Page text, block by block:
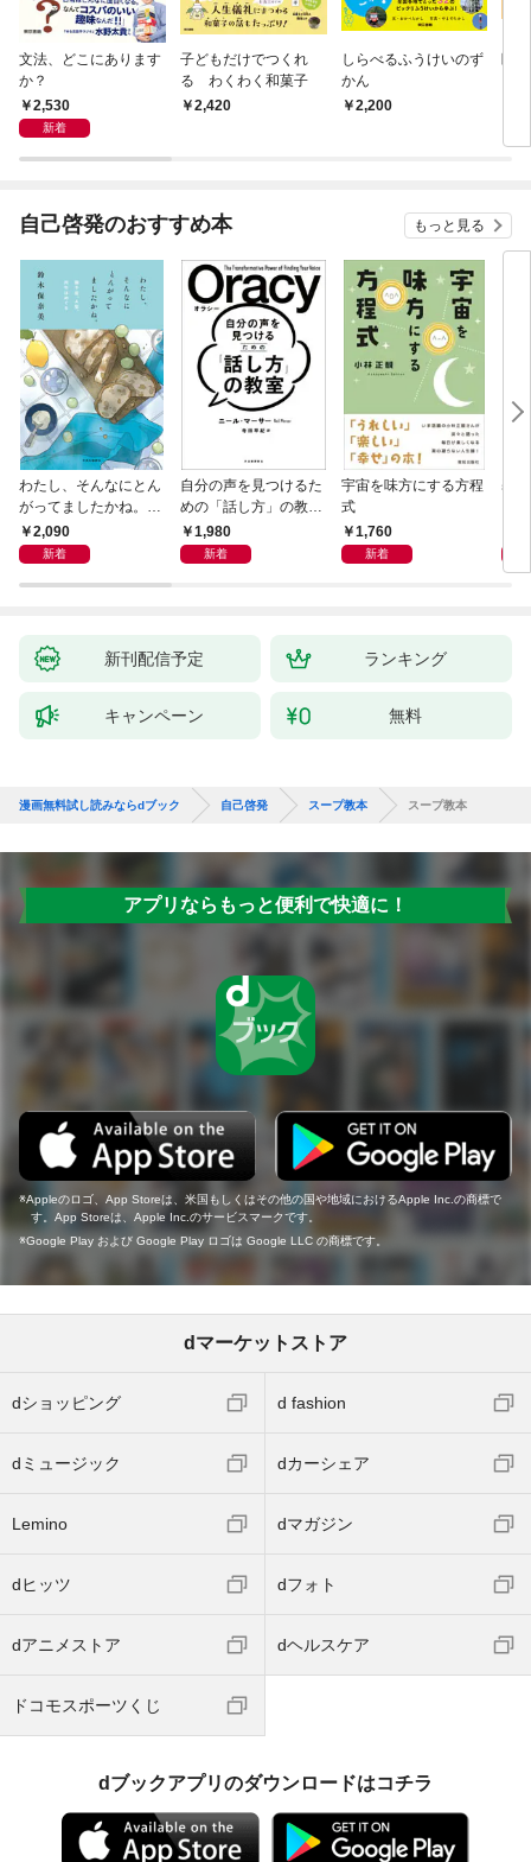
文法、どこにあります
か？
2,530
新着
子どもだけでつくれ
る わくわく和菓子
2,420
しらべるふうけいのず
かん
2,200
自己啓発のおすすめ本 もっと見る
わたし、そんなにとん
がってましたかね。
獅子座、Ａ型、丙午は
めぐる
2,090
新着
自分の声を見つけるた
めの「話し方」の教
室 Ｏｒａｃｙ（オラ
シー）
1,980
新着
宇宙を味方にする方程
式
1,760
新着
基
新刊配信予定 ランキング
キャンペーン 無料
漫画無料試し読みならdブック 自己啓発 スープ教本 スープ教本
アプリならもっと便利で快適に！
Appleのロゴ、App Storeは、米国もしくはその他の国や地域におけるApple Inc.の商標で
す。App Storeは、Apple Inc.のサービスマークです。
Google Play および Google Play ロゴは Google LLC の商標です。
dマーケットストア
dショッピング d fashion
dミュージック dカーシェア
Lemino dマガジン
dヒッツ dフォト
dアニメストア dヘルスケア
ドコモスポーツくじ
dブックアプリのダウンロードはコチラ